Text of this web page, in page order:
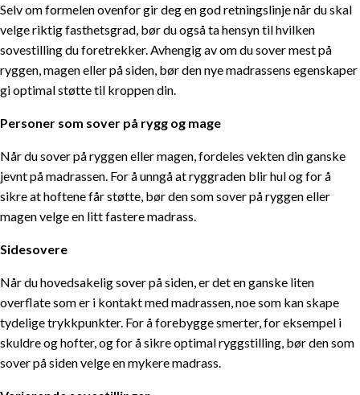
Selv om formelen ovenfor gir deg en god retningslinje når du skal
velge riktig fasthetsgrad, bør du også ta hensyn til hvilken
sovestilling du foretrekker. Avhengig av om du sover mest på
ryggen, magen eller på siden, bør den nye madrassens egenskaper
gi optimal støtte til kroppen din.
Personer som sover på rygg og mage
Når du sover på ryggen eller magen, fordeles vekten din ganske
jevnt på madrassen. For å unngå at ryggraden blir hul og for å
sikre at hoftene får støtte, bør den som sover på ryggen eller
magen velge en litt fastere madrass.
Sidesovere
Når du hovedsakelig sover på siden, er det en ganske liten
overflate som er i kontakt med madrassen, noe som kan skape
tydelige trykkpunkter. For å forebygge smerter, for eksempel i
skuldre og hofter, og for å sikre optimal ryggstilling, bør den som
sover på siden velge en mykere madrass.